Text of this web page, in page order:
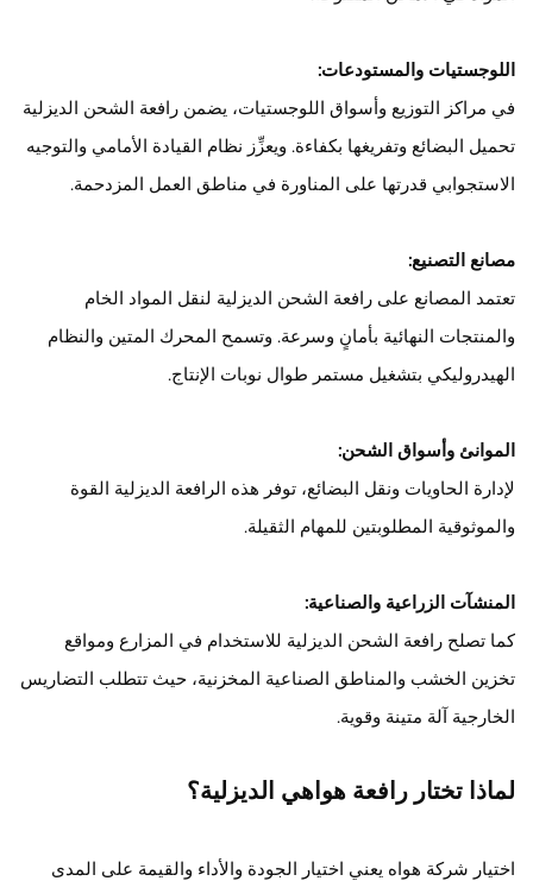
اللوجستيات والمستودعات:
في مراكز التوزيع وأسواق اللوجستيات، يضمن رافعة الشحن الديزلية
تحميل البضائع وتفريغها بكفاءة. ويعزِّز نظام القيادة الأمامي والتوجيه
الاستجوابي قدرتها على المناورة في مناطق العمل المزدحمة.
مصانع التصنيع:
تعتمد المصانع على رافعة الشحن الديزلية لنقل المواد الخام
والمنتجات النهائية بأمانٍ وسرعة. وتسمح المحرك المتين والنظام
الهيدروليكي بتشغيل مستمر طوال نوبات الإنتاج.
الموانئ وأسواق الشحن:
لإدارة الحاويات ونقل البضائع، توفر هذه الرافعة الديزلية القوة
والموثوقية المطلوبتين للمهام الثقيلة.
المنشآت الزراعية والصناعية:
كما تصلح رافعة الشحن الديزلية للاستخدام في المزارع ومواقع
تخزين الخشب والمناطق الصناعية المخزنية، حيث تتطلب التضاريس
الخارجية آلة متينة وقوية.
لماذا تختار رافعة هواهي الديزلية؟
اختيار شركة هواه يعني اختيار الجودة والأداء والقيمة على المدى